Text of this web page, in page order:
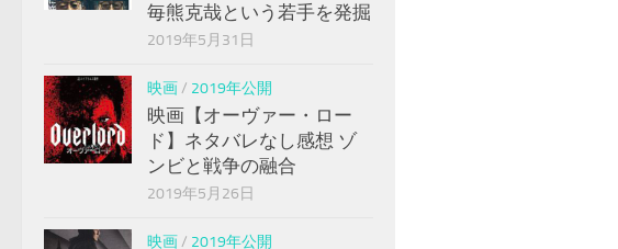
毎熊克哉という若手を発掘
2019年5月31日
映画/ 2019年公開
映画【オーヴァー・ロー
ド】ネタバレなし感想 ゾ
ンビと戦争の融合
2019年5月26日
映画/ 2019年公開